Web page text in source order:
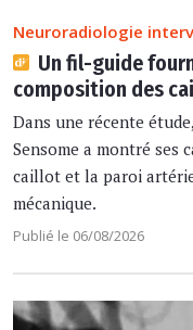
Neuroradiologie
Un fil-guide
composition des
Dans une récente
Sensome a montré ses
caillot et la paroi
mécanique.
Publié le 06/08/2026